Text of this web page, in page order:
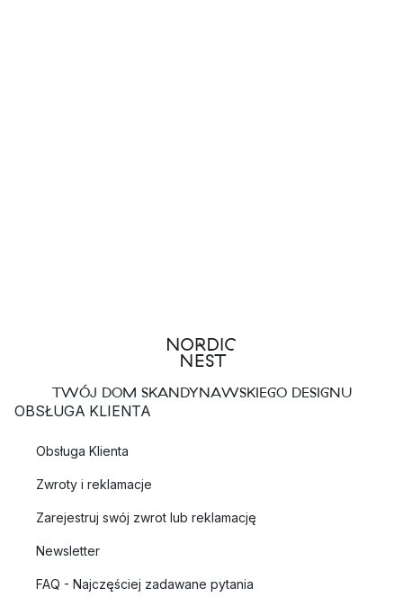
TWÓJ DOM SKANDYNAWSKIEGO DESIGNU
OBSŁUGA KLIENTA
Obsługa Klienta
Zwroty i reklamacje
Zarejestruj swój zwrot lub reklamację
Newsletter
FAQ - Najczęściej zadawane pytania